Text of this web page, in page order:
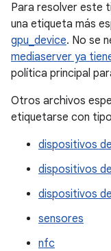
Para resolver este
una etiqueta más
gpu_device. No se
mediaserver ya
política principal
Otros archivos
etiquetarse con
dispositivos
dispositivos
dispositivos
sensores
nfc